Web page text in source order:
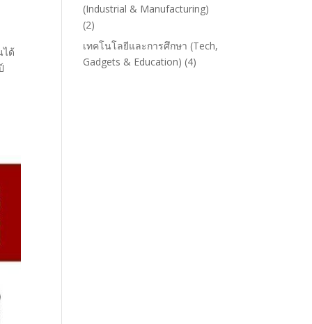
ได้
(Industrial & Manufacturing)
(2)
เทคโนโลยีและการศึกษา (Tech,
Gadgets & Education) (4)